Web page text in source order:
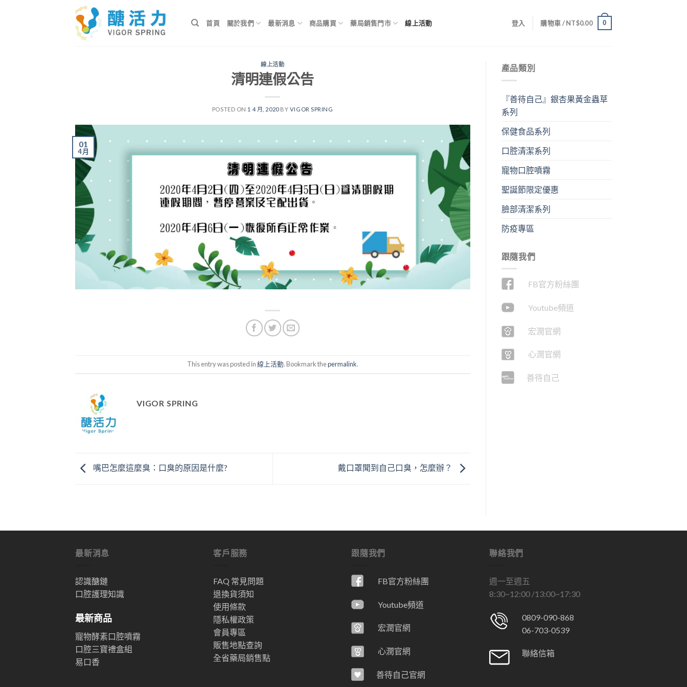
首頁 關於我們 最新消息 商品購買 藥局銷售門市 線上活動 登入 購物車 /NT$0.00 0
線上活動
清明連假公告
POSTED ON 1 4 月, 2020BY VIGOR SPRING
01
4 月
This entry was posted in線上活動. Bookmark thepermalink.
VIGOR SPRING
嘴巴怎麼這麼臭：口臭的原因是什麼? 戴口罩聞到自己口臭，怎麼辦？
產品類別
『善待自己』銀杏果黃金蟲草
系列
保健食品系列
口腔清潔系列
寵物口腔噴霧
聖誕節限定優惠
臉部清潔系列
防疫專區
跟隨我們
FB官方粉絲團
Youtube頻道
宏潤官網
心潤官網
善待自己
最新消息
認識醣鏈
口腔護理知識
最新商品
寵物酵素口腔噴霧
口腔三寶禮盒組
易口香
客戶服務
FAQ 常見問題
退換貨須知
使用條款
隱私權政策
會員專區
販售地點查詢
全省藥局銷售點
跟隨我們
FB官方粉絲團
Youtube頻道
宏潤官網
心潤官網
善待自己官網
聯絡我們
週一至週五
8:30~12:00 /13:00~17:30
0809-090-868
06-703-0539
聯絡信箱